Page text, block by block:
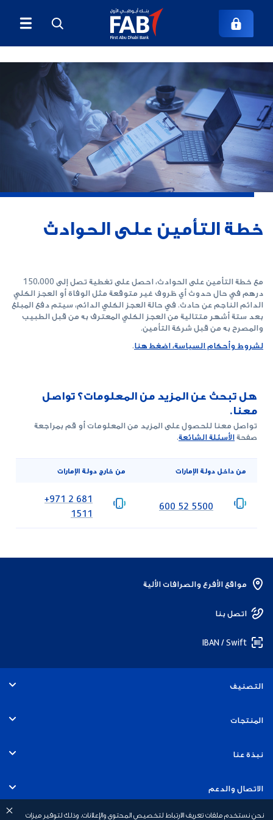
نحن نستخدم ملفات تعريف الارتباط لتخصيص المحتوى والإعلانات، وذلك لتوفير ميزات
خطة التأمين على الحوادث
مع خطة التأمين على الحوادث، احصل على تغطية تصل إلى 150،000
درهم في حال حدوث أي ظروف غير متوقعة مثل الوفاة أو العجز الكلي
الدائم الناجم عن حادث. في حالة العجز الكلي الدائم، سيتم دفع المبلغ
بعد ستة أشهر متتالية من العجز الكلي المعترف به من قبل الطبيب
والمصرح به من قبل شركة التأمين.
لشروط وأحكام السياسة، اضغط هنا.
هل تبحث عن المزيد من المعلومات؟ تواصل
معنا.
تواصل معنا للحصول على المزيد من المعلومات أو قم بمراجعة
صفحةالأسئلة الشائعة.
من داخل دولة الإمارات من خارج دولة الإمارات
‎600 52 5500
‎+971 2 681
1511
مواقع الأفرع والصرافات الألية
اتصل بنا
IBAN / Swift
التصنيف
الأفراد
المنتجات
الحسابات
القروض
نبذة عنا
التوظيف
الاستدامة
الاتصال والدعم